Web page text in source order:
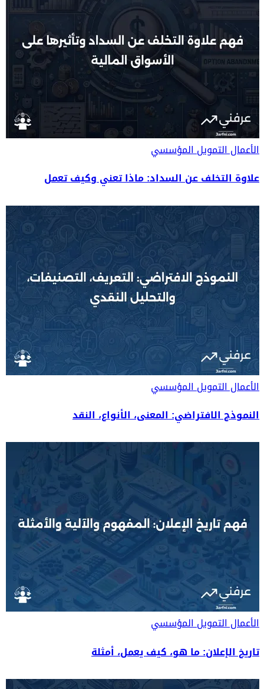
الأعمالالتمويل المؤسسي
علاوة التخلف عن السداد: ماذا تعني وكيف تعمل
الأعمالالتمويل المؤسسي
النموذج الافتراضي: المعنى، الأنواع، النقد
الأعمالالتمويل المؤسسي
تاريخ الإعلان: ما هو، كيف يعمل، أمثلة